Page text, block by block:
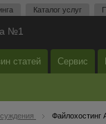
Каталог услуг
№1
статей Сервис
Файлохостинг